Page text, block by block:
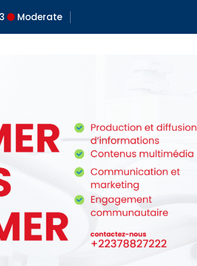
3 Moderate